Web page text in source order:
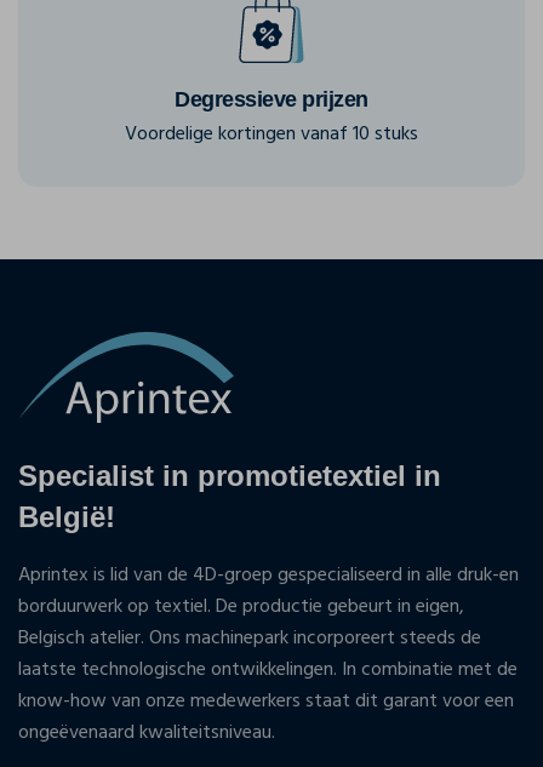
Degressieve prijzen
Voordelige kortingen vanaf 10 stuks
Specialist in promotietextiel in
België!
Aprintex is lid van de 4D-groep gespecialiseerd in alle druk-en
borduurwerk op textiel. De productie gebeurt in eigen,
Belgisch atelier. Ons machinepark incorporeert steeds de
laatste technologische ontwikkelingen. In combinatie met de
know-how van onze medewerkers staat dit garant voor een
ongeëvenaard kwaliteitsniveau.